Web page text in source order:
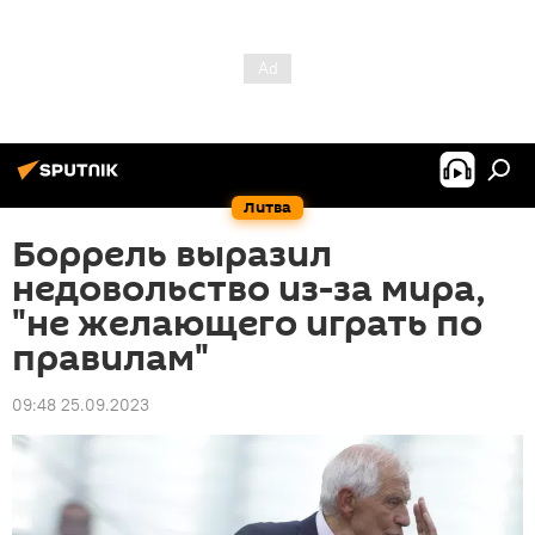
Литва
Боррель выразил
недовольство из-за мира,
"не желающего играть по
правилам"
09:48 25.09.2023